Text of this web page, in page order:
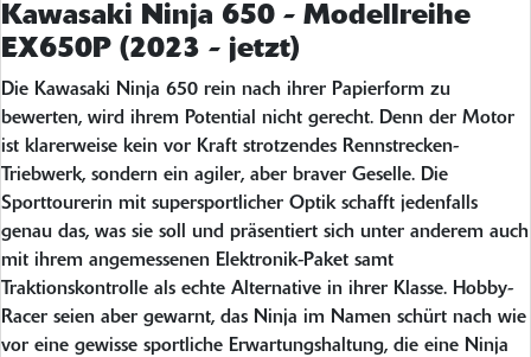
Kawasaki Ninja 650 - Modellreihe
EX650P (2023 - jetzt)
Die Kawasaki Ninja 650 rein nach ihrer Papierform zu
bewerten, wird ihrem Potential nicht gerecht. Denn der Motor
ist klarerweise kein vor Kraft strotzendes Rennstrecken-
Triebwerk, sondern ein agiler, aber braver Geselle. Die
Sporttourerin mit supersportlicher Optik schafft jedenfalls
genau das, was sie soll und präsentiert sich unter anderem auch
mit ihrem angemessenen Elektronik-Paket samt
Traktionskontrolle als echte Alternative in ihrer Klasse. Hobby-
Racer seien aber gewarnt, das Ninja im Namen schürt nach wie
vor eine gewisse sportliche Erwartungshaltung, die eine Ninja